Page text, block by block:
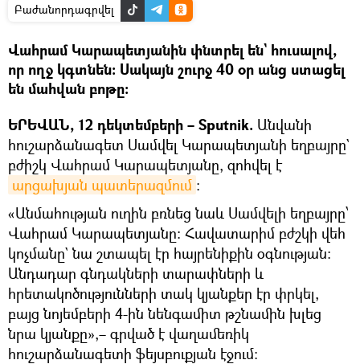
Բաժանորդագրվել
Վահրամ Կարապետյանին փնտրել են` հուսալով,
որ ողջ կգտնեն։ Սակայն շուրջ 40 օր անց ստացել
են մահվան բոթը։
ԵՐԵՎԱՆ, 12 դեկտեմբերի – Sputnik. Անվանի
հուշարձանագետ Սամվել Կարապետյանի եղբայրը`
բժիշկ Վահրամ Կարապետյանը, զոհվել է
արցախյան պատերազմում ։
«Անմահության ուղին բռնեց նաև Սամվելի եղբայրը՝
Վահրամ Կարապետյանը: Հավատարիմ բժշկի վեհ
կոչմանը` նա շտապել էր հայրենիքին օգնության:
Անդադար գնդակների տարափների և
հրետակոծությունների տակ կյանքեր էր փրկել,
բայց նոյեմբերի 4-ին նենգամիտ թշնամին խլեց
նրա կյանքը»,– գրված է վաղամեռիկ
հուշարձանագետի ֆեյսբուքյան էջում։